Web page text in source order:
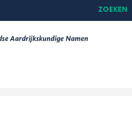
ZOEKEN